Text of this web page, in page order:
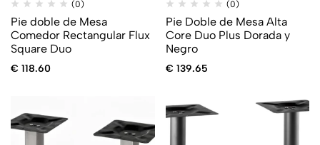
(0)
Pie doble de Mesa
Comedor Rectangular Flux
Square Duo
€ 118.60
(0)
Pie Doble de Mesa Alta
Core Duo Plus Dorada y
Negro
€ 139.65